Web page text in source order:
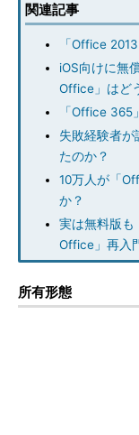
関連記事
「Office
iOS向けに無
Office」はど
「Office 365
失敗経験者
たのか？
10万人が「
か？
実は無料版
Office」再入
所有形態